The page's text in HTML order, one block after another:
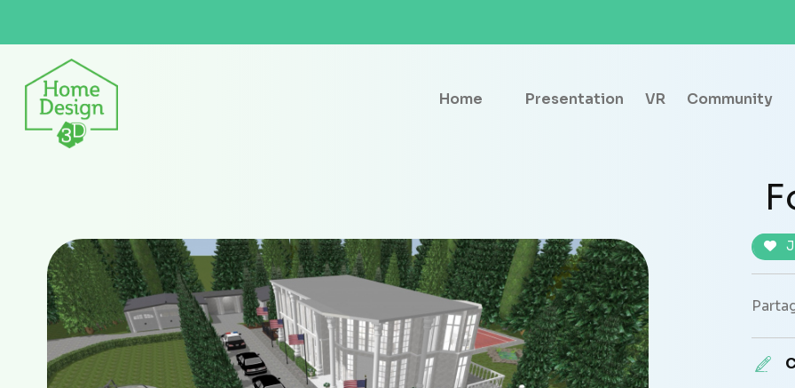
Home Presentation VR Community